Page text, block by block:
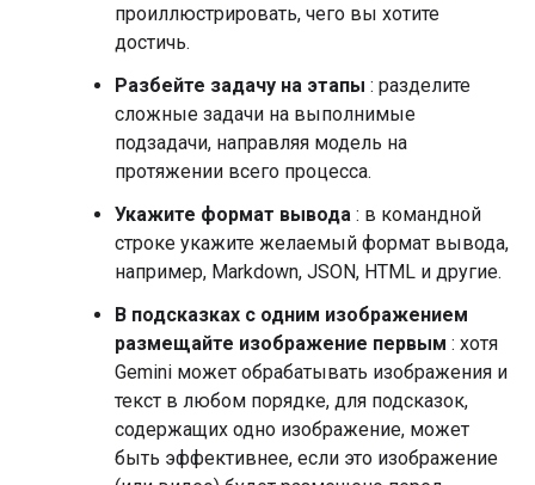
проиллюстрировать, чего вы хотите
достичь.
Разбейте задачу на этапы : разделите
сложные задачи на выполнимые
подзадачи, направляя модель на
протяжении всего процесса.
Укажите формат вывода : в командной
строке укажите желаемый формат вывода,
например, Markdown, JSON, HTML и другие.
В подсказках с одним изображением
размещайте изображение первым : хотя
Gemini может обрабатывать изображения и
текст в любом порядке, для подсказок,
содержащих одно изображение, может
быть эффективнее, если это изображение